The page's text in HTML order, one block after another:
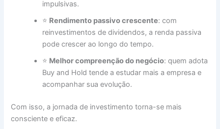
impulsivas.
⭐ Rendimento passivo crescente: com
reinvestimentos de dividendos, a renda passiva
pode crescer ao longo do tempo.
⭐ Melhor compreenção do negócio: quem adota
Buy and Hold tende a estudar mais a empresa e
acompanhar sua evolução.
Com isso, a jornada de investimento torna-se mais
consciente e eficaz.